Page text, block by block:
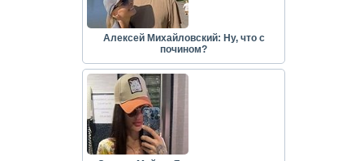
Алексей Михайловский: Ну, что с
почином?